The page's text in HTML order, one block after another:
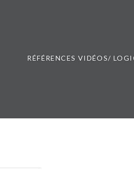
RÉFÉRENCES VIDÉOS/